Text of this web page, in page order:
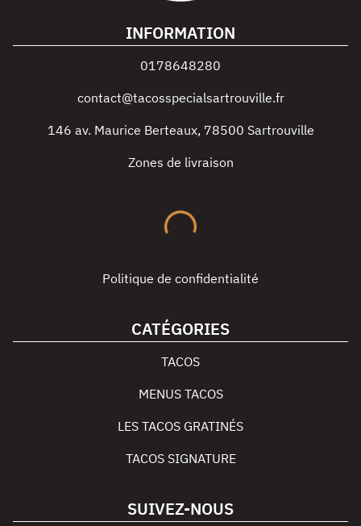
INFORMATION
0178648280
contact@tacosspecialsartrouville.fr
146 av. Maurice Berteaux, 78500 Sartrouville
Zones de livraison
Politique de confidentialité
CATÉGORIES
TACOS
MENUS TACOS
LES TACOS GRATINÉS
TACOS SIGNATURE
SUIVEZ-NOUS